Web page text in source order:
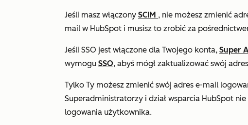
Jeśli masz włączony SCIM , nie możesz zmienić
mail w HubSpot i musisz to zrobić za
Jeśli SSO jest włączone dla Twojego konta, Super
wymogu SSO, abyś mógł zaktualizować swój
Tylko Ty możesz zmienić swój adres e-mail
Superadministratorzy i dział wsparcia HubSpot
logowania użytkownika.